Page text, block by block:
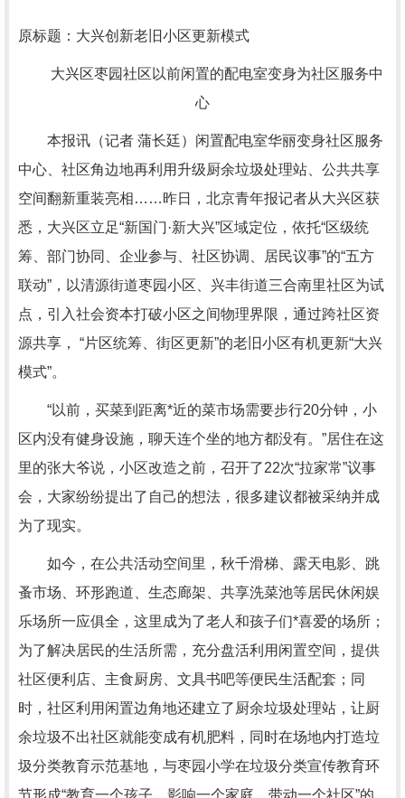
原标题：大兴创新老旧小区更新模式
大兴区枣园社区以前闲置的配电室变身为社区服务中
心
本报讯（记者 蒲长廷）闲置配电室华丽变身社区服务
中心、社区角边地再利用升级厨余垃圾处理站、公共共享
空间翻新重装亮相……昨日，北京青年报记者从大兴区获
悉，大兴区立足“新国门·新大兴”区域定位，依托“区级统
筹、部门协同、企业参与、社区协调、居民议事”的“五方
联动”，以清源街道枣园小区、兴丰街道三合南里社区为试
点，引入社会资本打破小区之间物理界限，通过跨社区资
源共享， “片区统筹、街区更新”的老旧小区有机更新“大兴
模式”。
“以前，买菜到距离*近的菜市场需要步行20分钟，小
区内没有健身设施，聊天连个坐的地方都没有。”居住在这
里的张大爷说，小区改造之前，召开了22次“拉家常”议事
会，大家纷纷提出了自己的想法，很多建议都被采纳并成
为了现实。
如今，在公共活动空间里，秋千滑梯、露天电影、跳
蚤市场、环形跑道、生态廊架、共享洗菜池等居民休闲娱
乐场所一应俱全，这里成为了老人和孩子们*喜爱的场所；
为了解决居民的生活所需，充分盘活利用闲置空间，提供
社区便利店、主食厨房、文具书吧等便民生活配套；同
时，社区利用闲置边角地还建立了厨余垃圾处理站，让厨
余垃圾不出社区就能变成有机肥料，同时在场地内打造垃
圾分类教育示范基地，与枣园小学在垃圾分类宣传教育环
节形成“教育一个孩子、影响一个家庭、带动一个社区”的